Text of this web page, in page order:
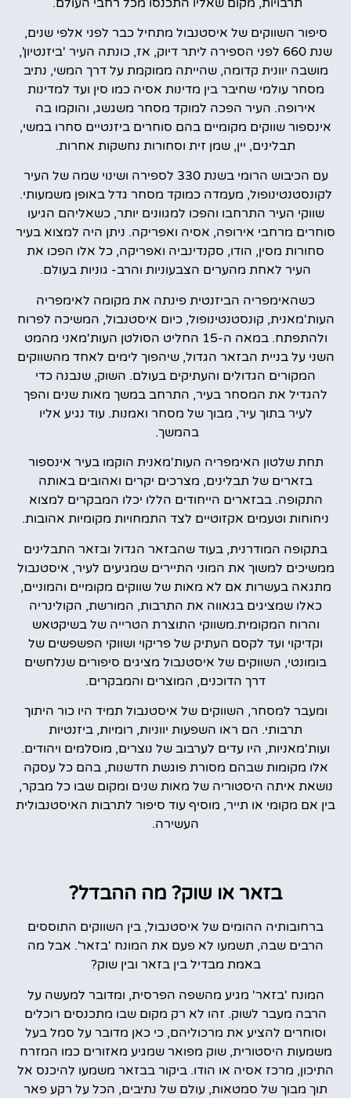
סיפור השווקים של איסטנבול מתחיל כבר לפני אלפי שנים,
שנת 660 לפני הספירה ליתר דיוק, אז, כונתה העיר 'ביזנטיון',
מושבה יוונית קדומה, שהייתה ממוקמת על דרך המשי, נתיב
מסחר עולמי שחיבר בין מדינות אסיה כמו סין ועד למדינות
אירופה. העיר הפכה למוקד מסחר משגשג, והוקמו בה
אינספור שווקים מקומיים בהם סוחרים ביזנטיים סחרו במשי,
תבלינים, יין, שמן זית וסחורות נחשקות אחרות.
עם הכיבוש הרומי בשנת 330 לספירה ושינוי שמה של העיר
לקונסטנטינופול, מעמדה כמוקד מסחר גדל באופן משמעותי.
שווקי העיר התרחבו והפכו למגוונים יותר, כשאליהם הגיעו
סוחרים מרחבי אירופה, אסיה ואפריקה. ניתן היה למצוא בעיר
סחורות מסין, הודו, סקנדינביה ואפריקה, כל אלו הפכו את
העיר לאחת מהערים הצבעוניות והרב- גוניות בעולם.
כשהאימפריה הביזנטית פינתה את מקומה לאימפריה
העות'מאנית, קונסטנטינופול, כיום איסטנבול, המשיכה לפרוח
ולהתפתח. במאה ה-15 החליט הסולטן העות'מאני מהמט
השני על בניית הבזאר הגדול, שיהפוך לימים לאחד מהשווקים
המקורים הגדולים והעתיקים בעולם. השוק, שנבנה כדי
להגדיל את המסחר בעיר, התרחב במשך מאות שנים והפך
לעיר בתוך עיר, מבוך של מסחר ואמנות. עוד נגיע אליו
בהמשך.
תחת שלטון האימפריה העות'מאנית הוקמו בעיר אינספור
בזארים של תבלינים, מצרכים יקרים ואהובים באותה
התקופה. בבזארים הייחודים הללו יכלו המבקרים למצוא
ניחוחות וטעמים אקזוטיים לצד התמחויות מקומיות אהובות.
בתקופה המודרנית, בעוד שהבזאר הגדול ובזאר התבלינים
ממשיכים למשוך את המוני התיירים שמגיעים לעיר, איסטנבול
מתגאה בעשרות אם לא מאות של שווקים מקומיים והמוניים,
כאלו שמציגים בגאווה את התרבות, המורשת, הקולינריה
והרוח המקומית.משווקי התוצרת הטרייה של בשיקטאש
וקדיקוי ועד לקסם העתיק של פריקוי ושווקי הפשפשים של
בומונטי, השווקים של איסטנבול מציגים סיפורים שנלחשים
דרך הדוכנים, המוצרים והמבקרים.
ומעבר למסחר, השווקים של איסטנבול תמיד היו כור היתוך
תרבותי. הם ראו השפעות יווניות, רומיות, ביזנטיות
ועות'מאניות, היו עדים לערבוב של נוצרים, מוסלמים ויהודים.
אלו מקומות שבהם מסורת פוגשת חדשנות, בהם כל עסקה
נושאת איתה היסטוריה של מאות שנים ומקום שבו כל מבקר,
בין אם מקומי או תייר, מוסיף עוד סיפור לתרבות האיסטנבולית
העשירה.
בזאר או שוק? מה ההבדל?
ברחובותיה ההומים של איסטנבול, בין השווקים התוססים
הרבים שבה, תשמעו לא פעם את המונח 'בזאר'. אבל מה
באמת מבדיל בין בזאר ובין שוק?
המונח 'בזאר' מגיע מהשפה הפרסית, ומדובר למעשה על
הרבה מעבר לשוק. זהו לא רק מקום שבו מתכנסים רוכלים
וסוחרים להציע את מרכוליהם, כי כאן מדובר על סמל בעל
משמעות היסטורית, שוק מפואר שמגיע מאזורים כמו המזרח
התיכון, מרכז אסיה או הודו. ביקור בבזאר משמעו להיכנס אל
תוך מבוך של סמטאות, עולם של נתיבים, הכל על רקע פאר